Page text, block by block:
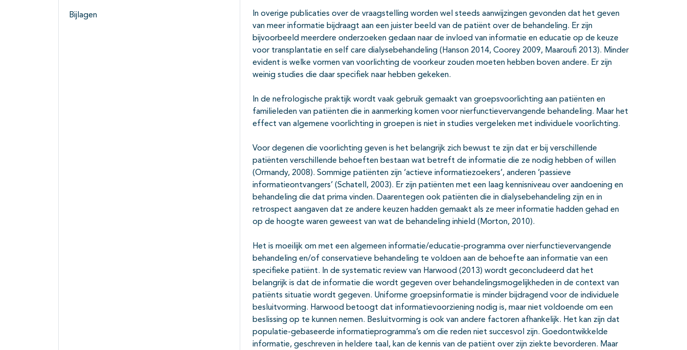
Bijlagen
In overige publicaties over de vraagstelling worden wel steeds aanwijzingen gevonden dat het geven
van meer informatie bijdraagt aan een juister beeld van de patiënt over de behandeling. Er zijn
bijvoorbeeld meerdere onderzoeken gedaan naar de invloed van informatie en educatie op de keuze
voor transplantatie en self care dialysebehandeling (Hanson 2014, Coorey 2009, Maaroufi 2013). Minder
evident is welke vormen van voorlichting de voorkeur zouden moeten hebben boven andere. Er zijn
weinig studies die daar specifiek naar hebben gekeken.
In de nefrologische praktijk wordt vaak gebruik gemaakt van groepsvoorlichting aan patiënten en
familieleden van patiënten die in aanmerking komen voor nierfunctievervangende behandeling. Maar het
effect van algemene voorlichting in groepen is niet in studies vergeleken met individuele voorlichting.
Voor degenen die voorlichting geven is het belangrijk zich bewust te zijn dat er bij verschillende
patiënten verschillende behoeften bestaan wat betreft de informatie die ze nodig hebben of willen
(Ormandy, 2008). Sommige patiënten zijn ‘actieve informatiezoekers’, anderen ‘passieve
informatieontvangers’ (Schatell, 2003). Er zijn patiënten met een laag kennisniveau over aandoening en
behandeling die dat prima vinden. Daarentegen ook patiënten die in dialysebehandeling zijn en in
retrospect aangaven dat ze andere keuzen hadden gemaakt als ze meer informatie hadden gehad en
op de hoogte waren geweest van wat de behandeling inhield (Morton, 2010).
Het is moeilijk om met een algemeen informatie/educatie-programma over nierfunctievervangende
behandeling en/of conservatieve behandeling te voldoen aan de behoefte aan informatie van een
specifieke patiënt. In de systematic review van Harwood (2013) wordt geconcludeerd dat het
belangrijk is dat de informatie die wordt gegeven over behandelingsmogelijkheden in de context van
patiënts situatie wordt gegeven. Uniforme groepsinformatie is minder bijdragend voor de individuele
besluitvorming. Harwood betoogt dat informatievoorziening nodig is, maar niet voldoende om een
beslissing op te kunnen nemen. Besluitvorming is ook van andere factoren afhankelijk. Het kan zijn dat
populatie-gebaseerde informatieprogramma’s om die reden niet succesvol zijn. Goedontwikkelde
informatie, geschreven in heldere taal, kan de kennis van de patiënt over zijn ziekte bevorderen. Maar